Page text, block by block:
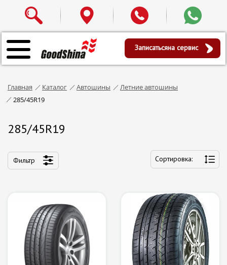
Записатьсяна сервис
Главная Каталог Автошины
Летние автошины
285/45R19
285/45R19
Фильтр Сортировка: